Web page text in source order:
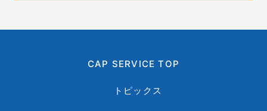
CAP SERVICE TOP
トピックス